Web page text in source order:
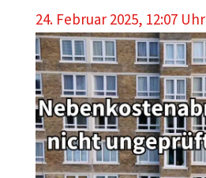
24. Februar 2025, 12:07 Uhr